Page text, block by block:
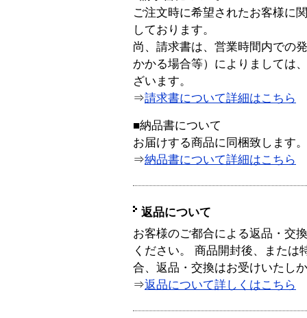
ご注文時に希望されたお客様に
しております。
尚、請求書は、営業時間内での
かかる場合等）によりましては
ざいます。
⇒請求書について詳細はこちら
■納品書について
お届けする商品に同梱致します。
⇒納品書について詳細はこちら
返品について
お客様のご都合による返品・交
ください。 商品開封後、または
合、返品・交換はお受けいたし
⇒返品について詳しくはこちら